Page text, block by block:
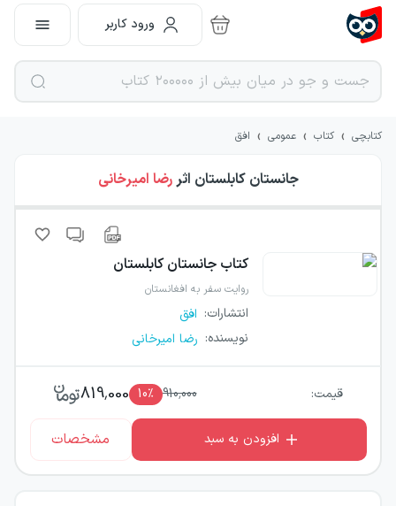
ورود کاربر
کتابچی › کتاب › عمومی › افق
جانستان کابلستان اثررضا امیرخانی
کتاب جانستان کابلستان
روایت سفر به افغانستان
انتشارات: افق
نویسنده: رضا امیرخانی
قیمت: 910,000
10٪ 819,000
افزودن به سبد مشخصات